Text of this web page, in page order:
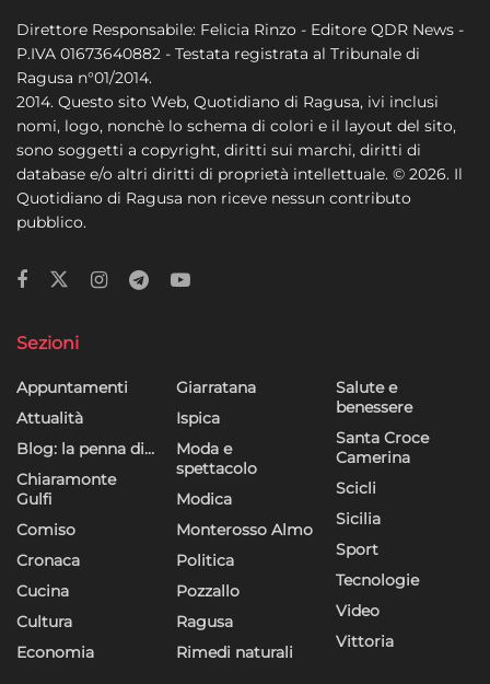
Direttore Responsabile: Felicia Rinzo - Editore QDR News -
P.IVA 01673640882 - Testata registrata al Tribunale di
Ragusa n°01/2014.
2014. Questo sito Web, Quotidiano di Ragusa, ivi inclusi
nomi, logo, nonchè lo schema di colori e il layout del sito,
sono soggetti a copyright, diritti sui marchi, diritti di
database e/o altri diritti di proprietà intellettuale. © 2026. Il
Quotidiano di Ragusa non riceve nessun contributo
pubblico.
Sezioni
Appuntamenti
Attualità
Blog: la penna di…
Chiaramonte
Gulfi
Comiso
Cronaca
Cucina
Cultura
Economia
Giarratana
Ispica
Moda e
spettacolo
Modica
Monterosso Almo
Politica
Pozzallo
Ragusa
Rimedi naturali
Salute e
benessere
Santa Croce
Camerina
Scicli
Sicilia
Sport
Tecnologie
Video
Vittoria